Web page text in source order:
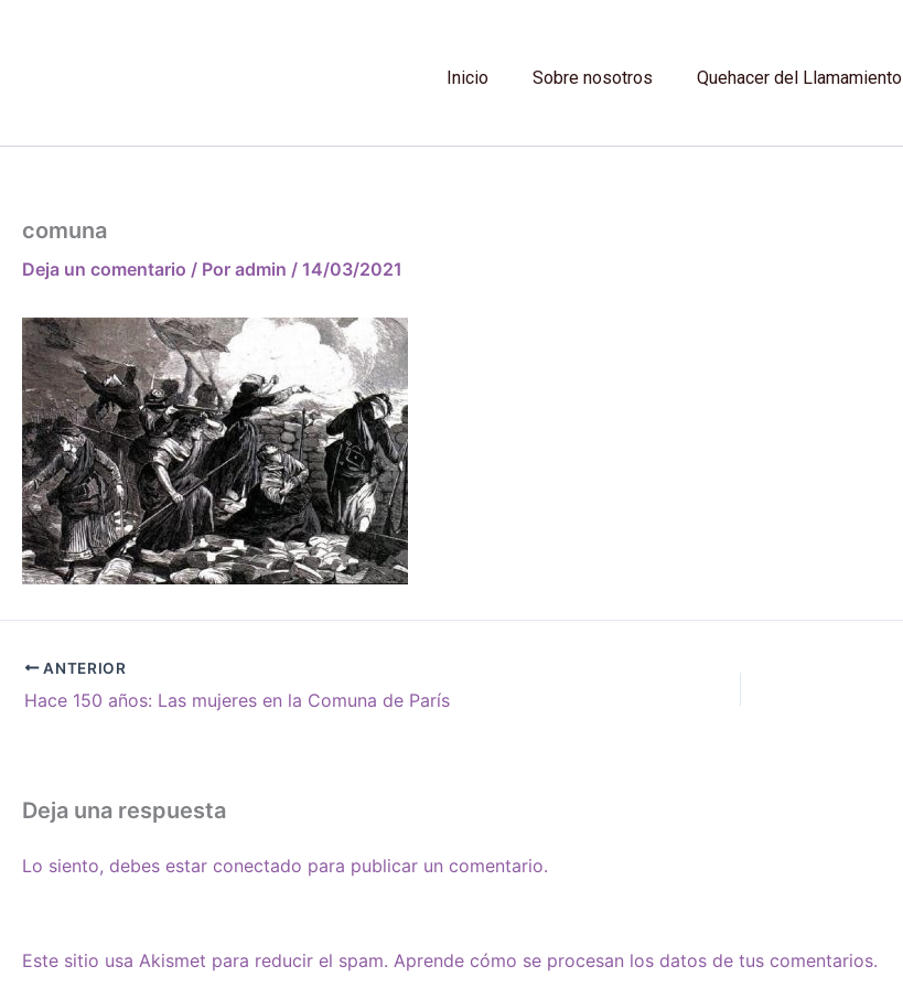
Inicio Sobre nosotros Quehacer del Llamamiento
comuna
Deja un comentario / Por admin / 14/03/2021
ANTERIOR
Hace 150 años: Las mujeres en la Comuna de París
Deja una respuesta
Lo siento, debes estar conectado para publicar un comentario.
Este sitio usa Akismet para reducir el spam. Aprende cómo se procesan los datos de tus comentarios.